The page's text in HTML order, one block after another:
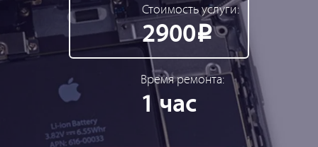
Стоимость услуги:
2900Р
Время ремонта:
1 час